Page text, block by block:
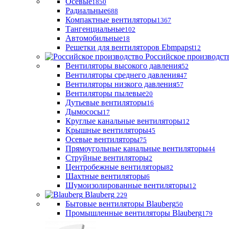
1850
Радиальные688
Компактные вентиляторы1367
Тангенциальные102
Автомобильные18
Решетки для вентиляторов Ebmpapst12
Российское
Вентиляторы высокого давления52
Вентиляторы среднего давления47
Вентиляторы низкого давления57
Вентиляторы пылевые20
Дутьевые вентиляторы16
Дымососы17
Круглые канальные вентиляторы12
Крышные вентиляторы45
Осевые вентиляторы75
Прямоугольные канальные вентиляторы44
Струйные вентиляторы2
Центробежные вентиляторы82
Шахтные вентиляторы6
Шумоизолированные вентиляторы12
Blauberg 229
Бытовые вентиляторы Blauberg50
Промышленные вентиляторы Blauberg179